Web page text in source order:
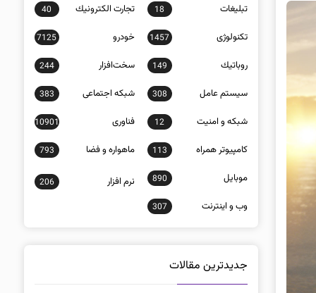
تبلیغات 18 تجارت الكترونيك 40
تکنولوژی 1457 خودرو 7125
روباتيك 149 سخت‌افزار 244
سيستم عامل 308 شبكه اجتماعی 383
شبكه و امنيت 12 فناوری 10901
كامپيوتر همراه 113 ماهواره و فضا 793
موبايل 890 نرم افزار 206
وب و اينترنت 307
جدیدترین مقالات